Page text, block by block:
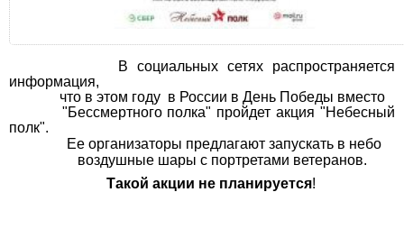
В социальных сетях распространяется
информация,
что в этом году в России в День Победы вместо
"Бессмертного полка" пройдет акция "Небесный
полк".
Ее организаторы предлагают запускать в небо
воздушные шары с портретами ветеранов.
Такой акции не планируется!